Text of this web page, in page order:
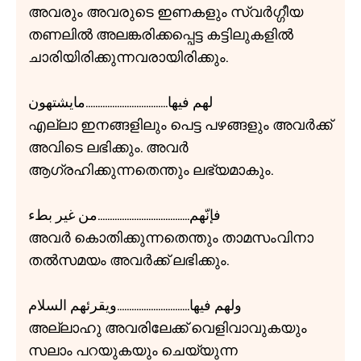
അവരും അവരുടെ ഇണകളും സ്വർഗ്ഗീയ
തണലിൽ അലങ്കരിക്കപ്പെട്ട കട്ടിലുകളിൽ
ചാരിയിരിക്കുന്നവരായിരിക്കും.
لهم فيها..................................مايشتهون
എല്ലാ ഇനങ്ങളിലും പെട്ട പഴങ്ങളും അവർക്ക്
അവിടെ ലഭിക്കും. അവർ
ആഗ്രഹിക്കുന്നതെന്തും ലഭ്യമാകും.
فإنّهم......................................من غير بطء
അവർ കൊതിക്കുന്നതെന്തും താമസംവിനാ
തൽസമയം അവർക്ക് ലഭിക്കും.
ولهم فيها..............................ويقرئهم السلام
അല്ലാഹു അവരിലേക്ക് വെളിവാവുകയും
സലാം പറയുകയും ചെയ്യുന്ന